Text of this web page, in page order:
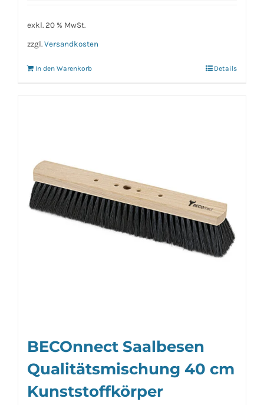
exkl. 20 % MwSt.
zzgl. Versandkosten
In den Warenkorb Details
BECOnnect Saalbesen
Qualitätsmischung 40 cm
Kunststoffkörper